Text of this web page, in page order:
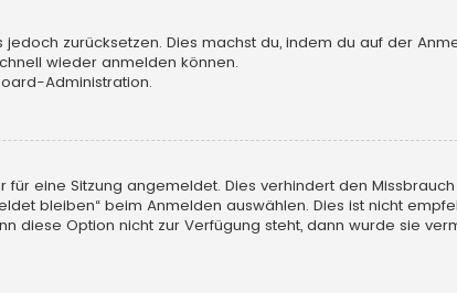
zurücksetzen. Dies machst du, indem du auf der
wieder anmelden können.
Administration.
eine Sitzung angemeldet. Dies verhindert den
bleiben“ beim Anmelden auswählen. Dies ist nicht
diese Option nicht zur Verfügung steht, dann wurde sie